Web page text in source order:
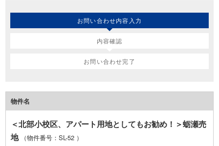
お問い合わせ内容入力
内容確認
お問い合わせ完了
物件名
＜北部小校区、アパート用地としてもお勧め！＞蛎瀬売
地
（物件番号：SL-52 ）